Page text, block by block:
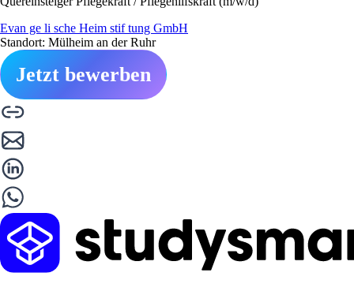
Evan ge li sche Heim stif tung GmbH
Standort: Mülheim an der Ruhr
Jetzt bewerben